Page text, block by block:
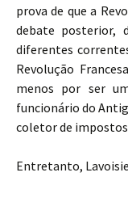
prova de que a
debate posterior,
diferentes
Revolução
menos por ser
funcionário do
coletor de
Entretanto,